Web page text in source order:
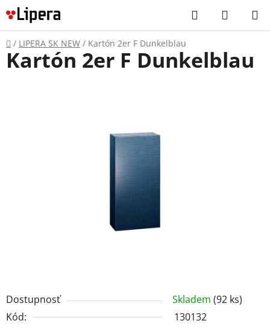
Prejsť
na
obsah
Hľadať
KOŠÍK
Domov
/ LIPERA SK NEW / Kartón 2er F Dunkelblau
Dostupnosť Skladem (92 ks)
Kód:
130132
Kartón 2er F Dunkelblau